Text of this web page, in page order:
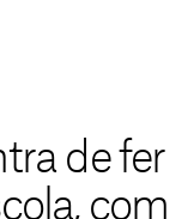
de fer
com